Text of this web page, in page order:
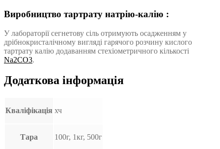
Виробництво тартрату натрію-калію :
У лабораторії сегнетову сіль отримують осадженням у
дрібнокристалічному вигляді гарячого розчину кислого
тартрату калію додаванням стехіометричного кількості
Na2CO3.
Додаткова інформація
Кваліфікація хч
Тара 100г, 1кг, 500г